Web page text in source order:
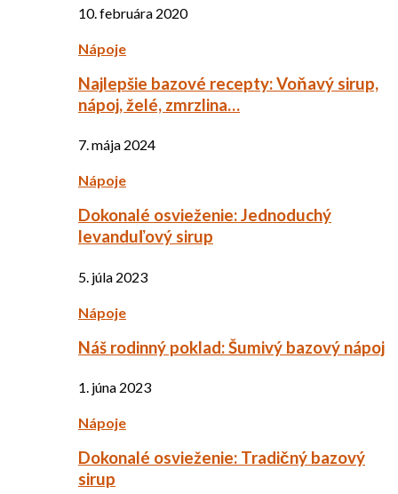
10. februára 2020
Nápoje
Najlepšie bazové recepty: Voňavý sirup,
nápoj, želé, zmrzlina…
7. mája 2024
Nápoje
Dokonalé osvieženie: Jednoduchý
levanduľový sirup
5. júla 2023
Nápoje
Náš rodinný poklad: Šumivý bazový nápoj
1. júna 2023
Nápoje
Dokonalé osvieženie: Tradičný bazový
sirup